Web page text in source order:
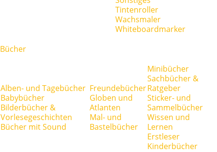
Tintenroller
Wachsmaler
Whiteboardmarker
Bücher
Alben- und Tagebücher
Babybücher
Bilderbücher &
Vorlesegeschichten
Bücher mit Sound
Freundebücher
Globen und
Atlanten
Mal- und
Bastelbücher
Minibücher
Sachbücher &
Ratgeber
Sticker- und
Sammelbücher
Wissen und
Lernen
Erstleser
Kinderbücher